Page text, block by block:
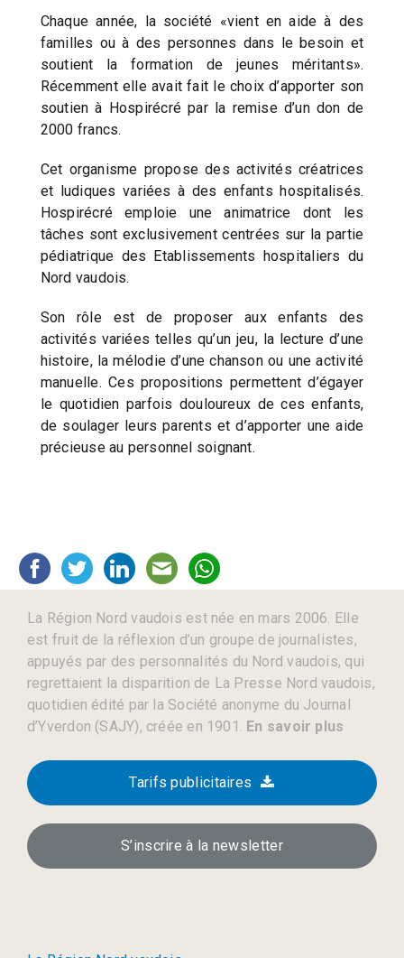
Chaque année, la société «vient en aide à des
familles ou à des personnes dans le besoin et
soutient la formation de jeunes méritants».
Récemment elle avait fait le choix d’apporter son
soutien à Hospirécré par la remise d’un don de
2000 francs.
Cet organisme propose des activités créatrices
et ludiques variées à des enfants hospitalisés.
Hospirécré emploie une animatrice dont les
tâches sont exclusivement centrées sur la partie
pédiatrique des Etablissements hospitaliers du
Nord vaudois.
Son rôle est de proposer aux enfants des
activités variées telles qu’un jeu, la lecture d’une
histoire, la mélodie d’une chanson ou une activité
manuelle. Ces propositions permettent d’égayer
le quotidien parfois douloureux de ces enfants,
de soulager leurs parents et d’apporter une aide
précieuse au personnel soignant.
La Région Nord vaudois est née en mars 2006. Elle
est fruit de la réflexion d’un groupe de journalistes,
appuyés par des personnalités du Nord vaudois, qui
regrettaient la disparition de La Presse Nord vaudois,
quotidien édité par la Société anonyme du Journal
d’Yverdon (SAJY), créée en 1901. En savoir plus
Tarifs publicitaires
S’inscrire à la newsletter